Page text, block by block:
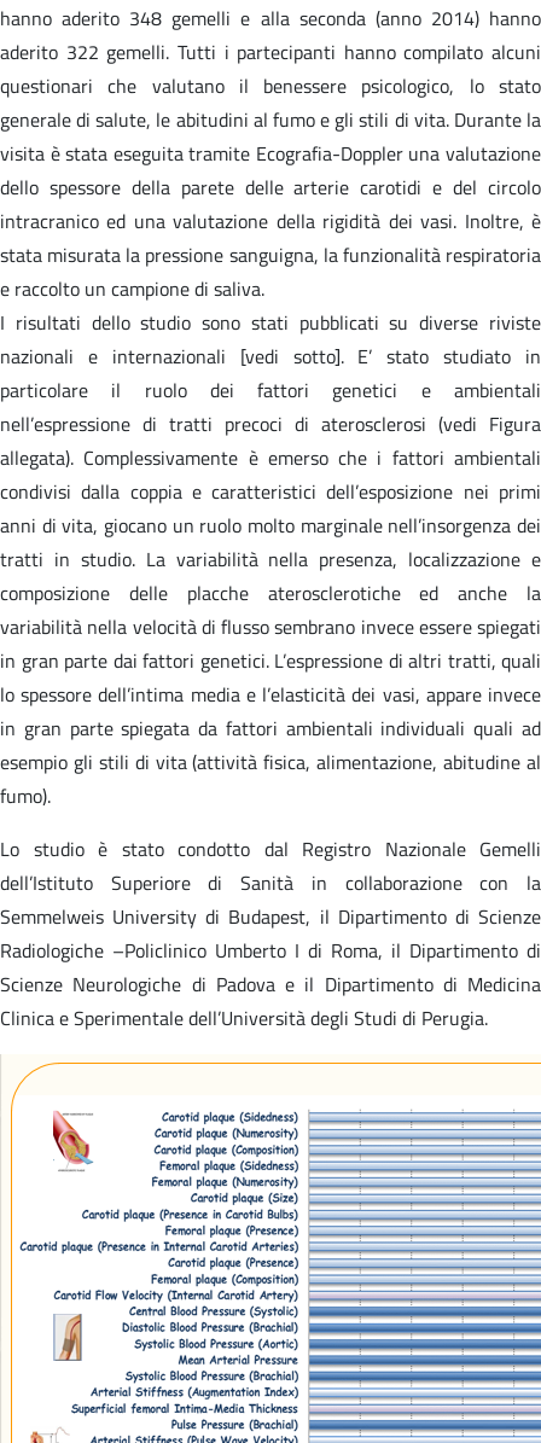
hanno aderito 348 gemelli e alla seconda (anno 2014) hanno
aderito 322 gemelli. Tutti i partecipanti hanno compilato alcuni
questionari che valutano il benessere psicologico, lo stato
generale di salute, le abitudini al fumo e gli stili di vita. Durante la
visita è stata eseguita tramite Ecografia-Doppler una valutazione
dello spessore della parete delle arterie carotidi e del circolo
intracranico ed una valutazione della rigidità dei vasi. Inoltre, è
stata misurata la pressione sanguigna, la funzionalità respiratoria
e raccolto un campione di saliva.
I risultati dello studio sono stati pubblicati su diverse riviste
nazionali e internazionali [vedi sotto]. E’ stato studiato in
particolare il ruolo dei fattori genetici e ambientali
nell’espressione di tratti precoci di aterosclerosi (vedi Figura
allegata). Complessivamente è emerso che i fattori ambientali
condivisi dalla coppia e caratteristici dell’esposizione nei primi
anni di vita, giocano un ruolo molto marginale nell’insorgenza dei
tratti in studio. La variabilità nella presenza, localizzazione e
composizione delle placche aterosclerotiche ed anche la
variabilità nella velocità di flusso sembrano invece essere spiegati
in gran parte dai fattori genetici. L’espressione di altri tratti, quali
lo spessore dell’intima media e l’elasticità dei vasi, appare invece
in gran parte spiegata da fattori ambientali individuali quali ad
esempio gli stili di vita (attività fisica, alimentazione, abitudine al
fumo).
Lo studio è stato condotto dal Registro Nazionale Gemelli
dell’Istituto Superiore di Sanità in collaborazione con la
Semmelweis University di Budapest, il Dipartimento di Scienze
Radiologiche –Policlinico Umberto I di Roma, il Dipartimento di
Scienze Neurologiche di Padova e il Dipartimento di Medicina
Clinica e Sperimentale dell’Università degli Studi di Perugia.